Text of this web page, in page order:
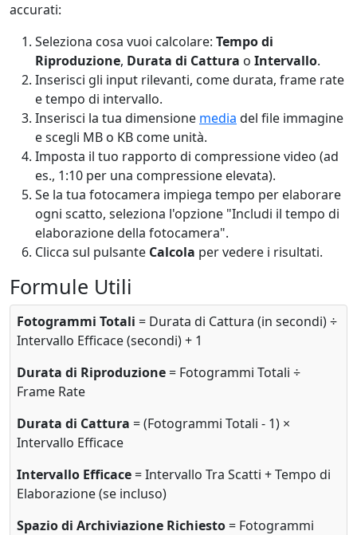
accurati:
Seleziona cosa vuoi calcolare: Tempo di
Riproduzione, Durata di Cattura o Intervallo.
Inserisci gli input rilevanti, come durata, frame rate
e tempo di intervallo.
Inserisci la tua dimensione media del file immagine
e scegli MB o KB come unità.
Imposta il tuo rapporto di compressione video (ad
es., 1:10 per una compressione elevata).
Se la tua fotocamera impiega tempo per elaborare
ogni scatto, seleziona l'opzione "Includi il tempo di
elaborazione della fotocamera".
Clicca sul pulsante Calcola per vedere i risultati.
Formule Utili
Fotogrammi Totali = Durata di Cattura (in secondi) ÷
Intervallo Efficace (secondi) + 1
Durata di Riproduzione= Fotogrammi Totali ÷
Frame Rate
Durata di Cattura = (Fotogrammi Totali - 1) ×
Intervallo Efficace
Intervallo Efficace= Intervallo Tra Scatti + Tempo di
Elaborazione (se incluso)
Spazio di Archiviazione Richiesto= Fotogrammi